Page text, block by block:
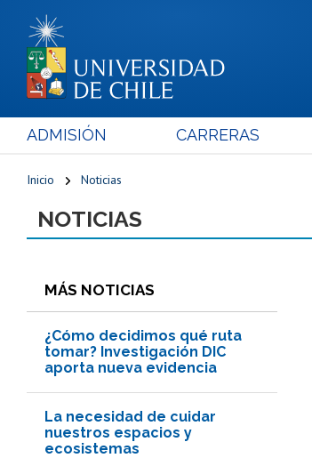
ADMISIÓN CARRERAS
Inicio Noticias
NOTICIAS
MÁS NOTICIAS
¿Cómo decidimos qué ruta
tomar? Investigación DIC
aporta nueva evidencia
La necesidad de cuidar
nuestros espacios y
ecosistemas